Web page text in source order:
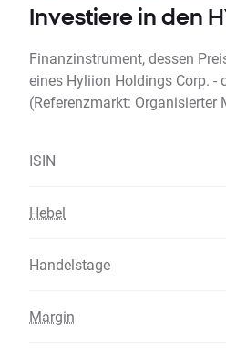
Investiere in den
Finanzinstrument, dessen
eines Hyliion Holdings Corp. -
(Referenzmarkt: Organisierter
ISIN
Hebel
Handelstage
Margin